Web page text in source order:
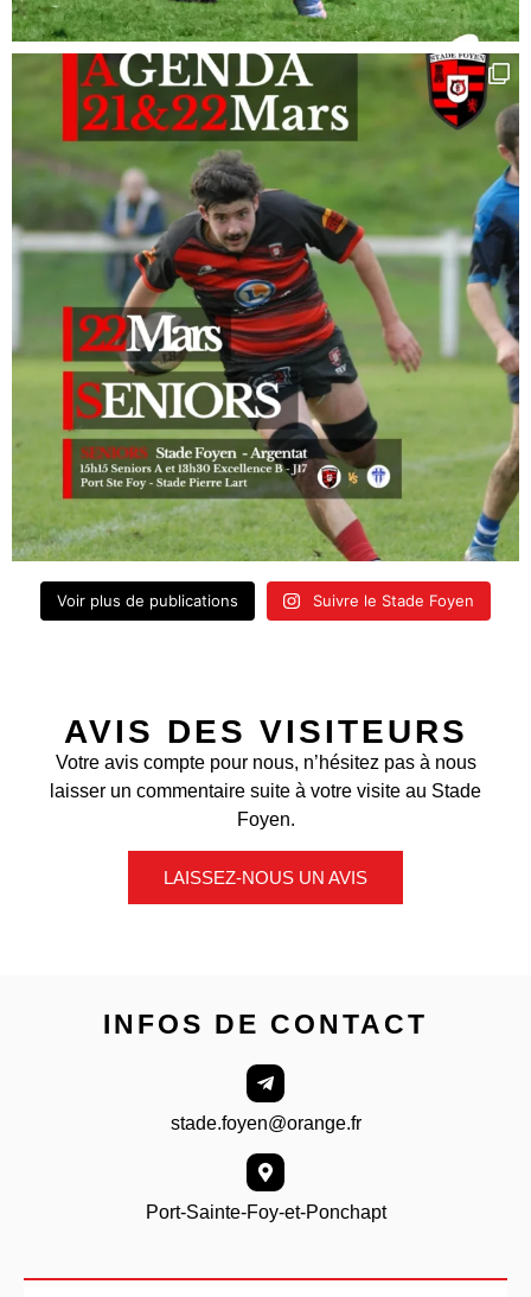
Voir plus de publications Suivre le Stade Foyen
AVIS DES VISITEURS
Votre avis compte pour nous, n’hésitez pas à nous
laisser un commentaire suite à votre visite au Stade
Foyen.
LAISSEZ-NOUS UN AVIS
INFOS DE CONTACT
stade.foyen@orange.fr
Port-Sainte-Foy-et-Ponchapt